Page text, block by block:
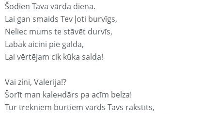
Šodien Tava vārda diena.
Lai gan smaids Tev ļoti burvīgs,
Neliec mums te stāvēt durvīs,
Labāk aicini pie galda,
Lai vērtējam cik kūka salda!
Vai zini, Valerija!?
Šorīt man kaleнdārs pa acīm belza!
Tur trekniem burtiem vārds Tavs rakstīts,